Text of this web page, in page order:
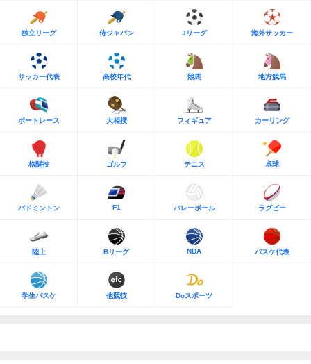
独立リーグ 侍ジャパン Jリーグ 海外サッカー
サッカー代表 高校年代 競馬 地方競馬
ボートレース 大相撲 フィギュア カーリング
格闘技 ゴルフ テニス 卓球
バドミントン F1 バレーボール ラグビー
陸上 Bリーグ NBA バスケ代表
学生バスケ 他競技 Doスポーツ